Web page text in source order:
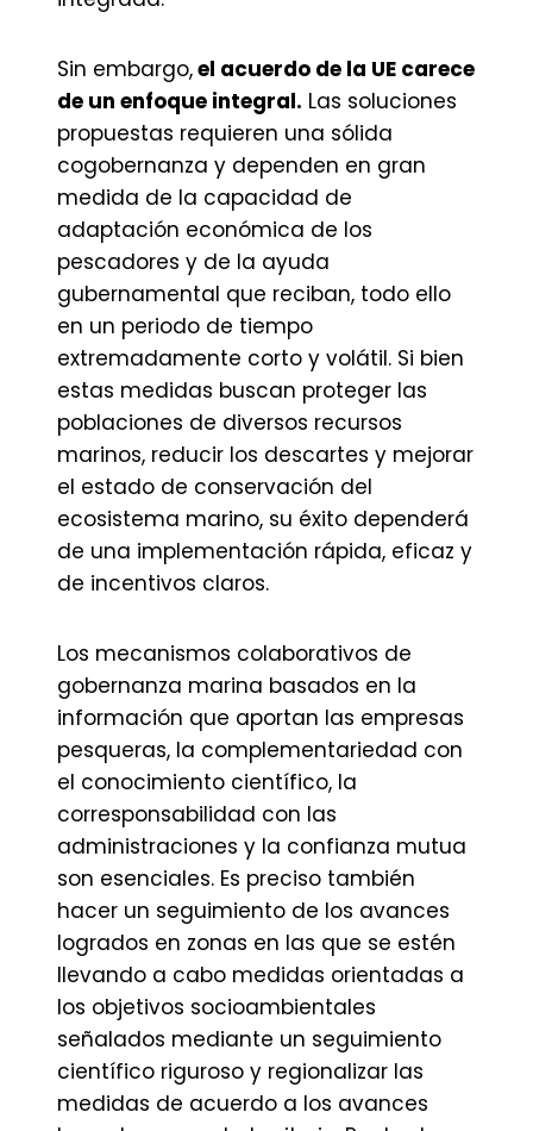
Sin embargo,el acuerdo de la UE carece
de un enfoque integral. Las soluciones
propuestas requieren una sólida
cogobernanza y dependen en gran
medida de la capacidad de
adaptación económica de los
pescadores y de la ayuda
gubernamental que reciban, todo ello
en un periodo de tiempo
extremadamente corto y volátil. Si bien
estas medidas buscan proteger las
poblaciones de diversos recursos
marinos, reducir los descartes y mejorar
el estado de conservación del
ecosistema marino, su éxito dependerá
de una implementación rápida, eficaz y
de incentivos claros.
Los mecanismos colaborativos de
gobernanza marina basados en la
información que aportan las empresas
pesqueras, la complementariedad con
el conocimiento científico, la
corresponsabilidad con las
administraciones y la confianza mutua
son esenciales. Es preciso también
hacer un seguimiento de los avances
logrados en zonas en las que se estén
llevando a cabo medidas orientadas a
los objetivos socioambientales
señalados mediante un seguimiento
científico riguroso y regionalizar las
medidas de acuerdo a los avances